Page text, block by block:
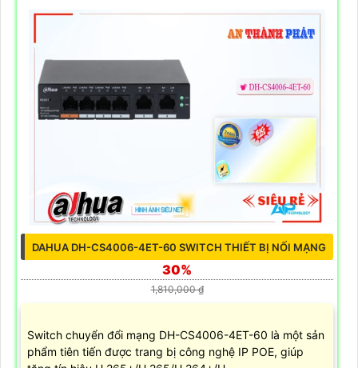
DAHUA DH-CS4006-4ET-60 SWITCH THIẾT BỊ NỐI MẠNG
30%
1,810,000 ₫
Switch chuyển đổi mạng DH-CS4006-4ET-60 là một sản
phẩm tiên tiến được trang bị công nghệ IP POE, giúp